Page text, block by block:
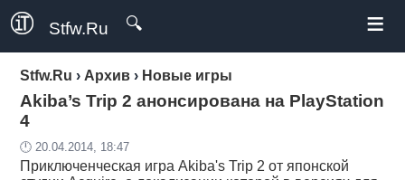
Stfw.Ru 🔍 ≡
Stfw.Ru › Архив › Новые игры
Akiba’s Trip 2 анонсирована на PlayStation
4
🕛 20.04.2014, 18:47
Приключенческая игра Akiba's Trip 2 от японской